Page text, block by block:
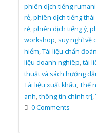
phiên dịch tiếng rumani
rẻ,phiên dịch tiếng thái
rẻ,phiên dịch tiếng ý,
workshop, suy nghĩ về
hiểm,Tài liệu chẩn đoán
liệu doanh nghiêp,tài
thuật và sách hướng
Tài liệu xuất khẩu,Thế
anh,thông tin chính trị,
0 Comments